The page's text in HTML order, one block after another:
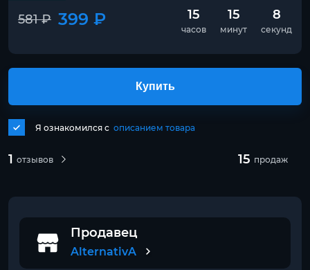
581 ₽ 399 ₽ 15
часов
15
минут
8
секунд
1 отзывов 15 продаж
Я ознакомился с описанием товара
Купить
Продавец
AlternativA